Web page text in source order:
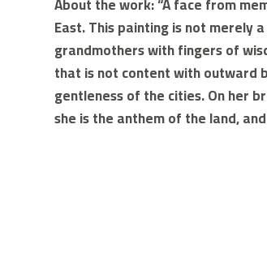
East. This painting is not
grandmothers with fingers of
that is not content with outward
gentleness of the cities. On her
she is the anthem of the land,